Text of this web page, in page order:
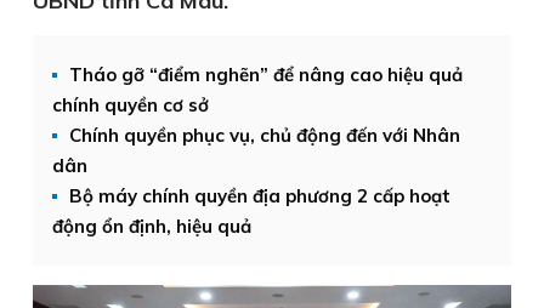
Tháo gỡ “điểm nghẽn” để nâng cao hiệu quả
chính quyền cơ sở
Chính quyền phục vụ, chủ động đến với Nhân
dân
Bộ máy chính quyền địa phương 2 cấp hoạt
động ổn định, hiệu quả